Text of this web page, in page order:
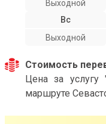
Выходной
Вс
Выходной
Стоимость
Цена за
маршруте